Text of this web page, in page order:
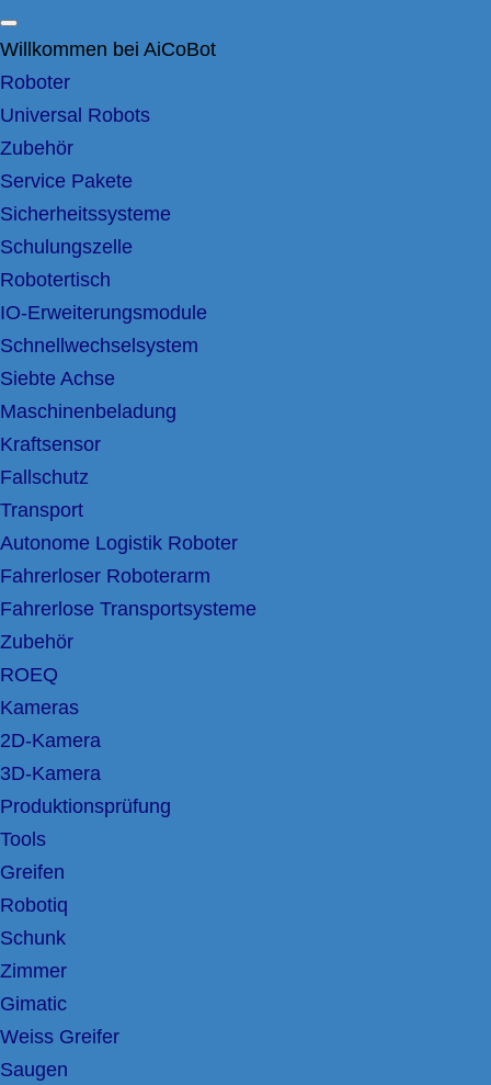
Willkommen bei AiCoBot
Roboter
Universal Robots
Zubehör
Service Pakete
Sicherheitssysteme
Schulungszelle
Robotertisch
IO-Erweiterungsmodule
Schnellwechselsystem
Siebte Achse
Maschinenbeladung
Kraftsensor
Fallschutz
Transport
Autonome Logistik Roboter
Fahrerloser Roboterarm
Fahrerlose Transportsysteme
Zubehör
ROEQ
Kameras
2D-Kamera
3D-Kamera
Produktionsprüfung
Tools
Greifen
Robotiq
Schunk
Zimmer
Gimatic
Weiss Greifer
Saugen